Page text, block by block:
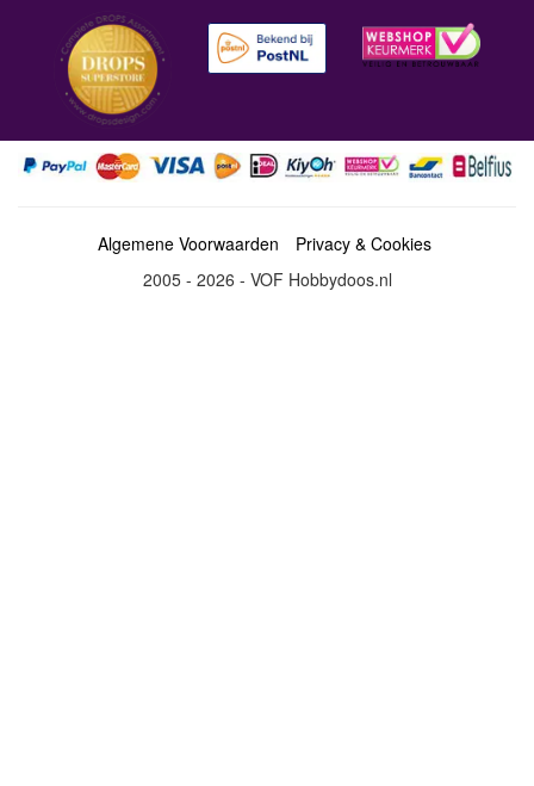
Algemene Voorwaarden
Privacy & Cookies
2005 - 2026 - VOF Hobbydoos.nl